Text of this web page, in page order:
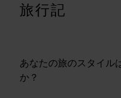
旅行記
あなたの旅のスタイル
か？